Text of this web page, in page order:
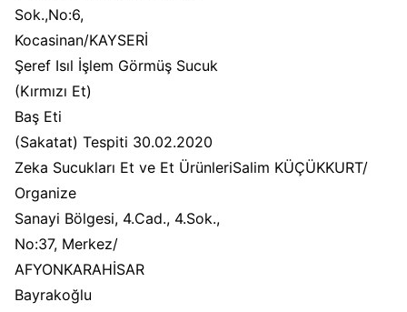
Sok.,No:6,
Kocasinan/KAYSERİ
Şeref Isıl İşlem Görmüş Sucuk
(Kırmızı Et)
Baş Eti
(Sakatat) Tespiti 30.02.2020
Zeka Sucukları Et ve Et ÜrünleriSalim KÜÇÜKKURT/
Organize
Sanayi Bölgesi, 4.Cad., 4.Sok.,
No:37, Merkez/
AFYONKARAHİSAR
Bayrakoğlu